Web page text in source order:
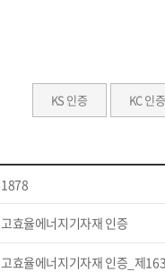
KS 인증 KC 인증
1878
고효율에너지기자재 인증
고효율에너지기자재 인증_제